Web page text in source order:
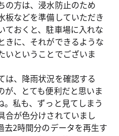
の方は、浸水防止のため
板などを準備していただき
ておくと、駐車場に入れな
きに、それができるような
いということでございま
は、降雨状況を確認する
が、とても便利だと思いま
。私も、ずっと見てしまう
合が色分けされていまし
去2時間分のデータを再生す